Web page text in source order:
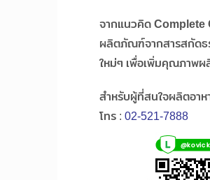
จากแนวคิดComplete
ผลิตภัณฑ์จากสารสกัดธ
ใหม่ๆ เพื่อเพิ่มคุณภาพ
สำหรับผู้ที่สนใจผลิตอา
โทร : 02-521-7888